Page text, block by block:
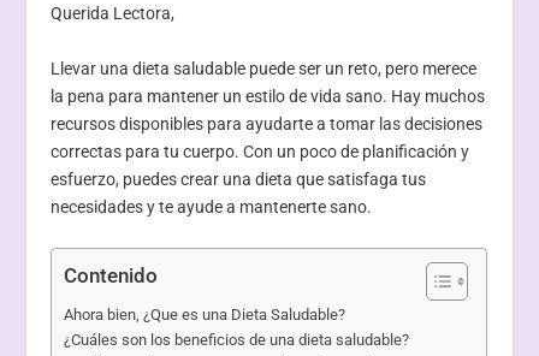
Querida Lectora,
Llevar una dieta saludable puede ser un reto, pero merece
la pena para mantener un estilo de vida sano. Hay muchos
recursos disponibles para ayudarte a tomar las decisiones
correctas para tu cuerpo. Con un poco de planificación y
esfuerzo, puedes crear una dieta que satisfaga tus
necesidades y te ayude a mantenerte sano.
Contenido
Ahora bien, ¿Que es una Dieta Saludable?
¿Cuáles son los beneficios de una dieta saludable?